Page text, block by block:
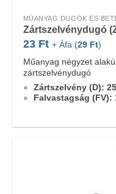
MŰANYAG DUGÓK ÉS
Zártszelvénydugó
23 Ft + Áfa (29 Ft)
Műanyag négyzet alakú
zártszelvénydugó
Zártszelvény (D):
Falvastagság (FV):